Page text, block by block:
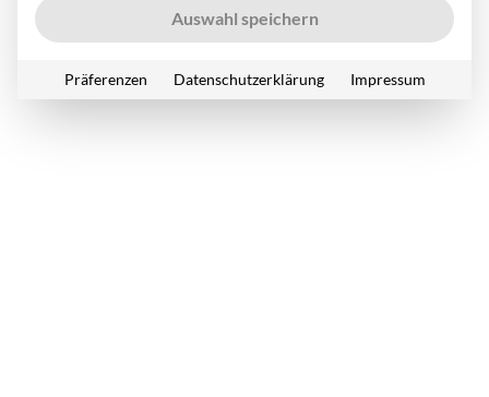
Auswahl speichern
Präferenzen Datenschutzerklärung Impressum